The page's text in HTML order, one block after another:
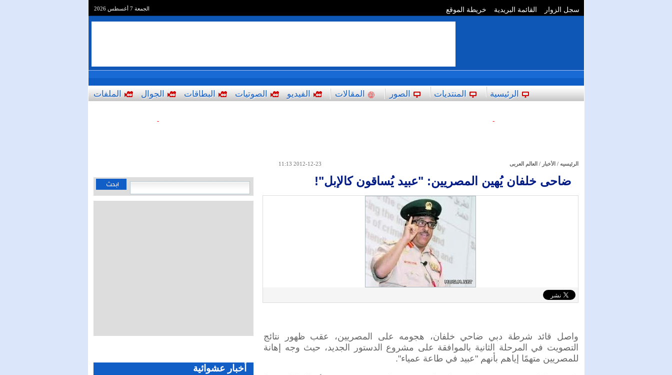
الجمعة 7 أغسطس 2026 سجل الزوار القائمة البريدية خريطة الموقع
الرئيسية المنتديات الصور المقالات الفيديو الصوتيات البطاقات الجوال الملفات
-
-
الرئيسيه / الأخبار / العالم العربى 2012-12-23 11:13
ضاحى خلفان يُهين المصريين: "عبيد يُساقون كالإبل"!
واصل قائد شرطة دبي ضاحي خلفان، هجومه على المصريين، عقب ظهور نتائج
التصويت في المرحلة الثانية بالموافقة على مشروع الدستور الجديد، حيث وجه إهانة
للمصريين متهمًا إياهم بأنهم "عبيد في طاعة عمياء".
أخبار عشوائية